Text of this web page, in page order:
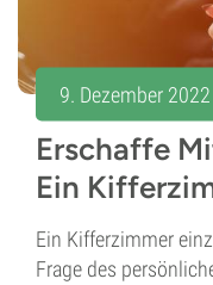
9. Dezember 2022
Erschaffe
Ein
Ein Kifferzimmer
Frage des